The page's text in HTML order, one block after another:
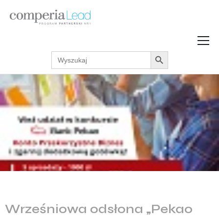
Strefa Wiedzy
Podcasty
Zarabiaj w internecie
Akcje promocyjne
Regulaminy
Search
for:
Search Button
Wrześniowa odsłona „Pekao